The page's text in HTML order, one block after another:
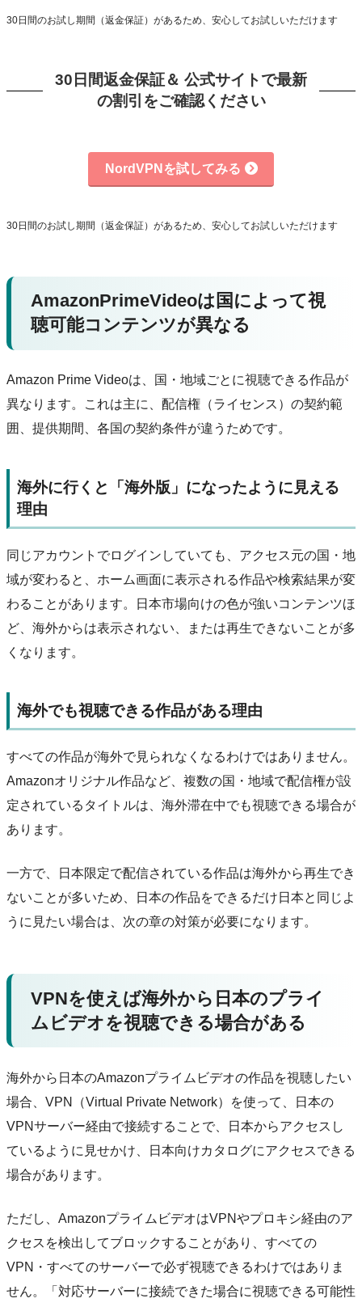
30日間のお試し期間（返金保証）があるため、安心してお試しいただけます
30日間返金保証＆ 公式サイトで最新
の割引をご確認ください
NordVPNを試してみる
30日間のお試し期間（返金保証）があるため、安心してお試しいただけます
AmazonPrimeVideoは国によって視
聴可能コンテンツが異なる
Amazon Prime Videoは、国・地域ごとに視聴できる作品が
異なります。これは主に、配信権（ライセンス）の契約範
囲、提供期間、各国の契約条件が違うためです。
海外に行くと「海外版」になったように見える
理由
同じアカウントでログインしていても、アクセス元の国・地
域が変わると、ホーム画面に表示される作品や検索結果が変
わることがあります。日本市場向けの色が強いコンテンツほ
ど、海外からは表示されない、または再生できないことが多
くなります。
海外でも視聴できる作品がある理由
すべての作品が海外で見られなくなるわけではありません。
Amazonオリジナル作品など、複数の国・地域で配信権が設
定されているタイトルは、海外滞在中でも視聴できる場合が
あります。
一方で、日本限定で配信されている作品は海外から再生でき
ないことが多いため、日本の作品をできるだけ日本と同じよ
うに見たい場合は、次の章の対策が必要になります。
VPNを使えば海外から日本のプライ
ムビデオを視聴できる場合がある
海外から日本のAmazonプライムビデオの作品を視聴したい
場合、VPN（Virtual Private Network）を使って、日本の
VPNサーバー経由で接続することで、日本からアクセスし
ているように見せかけ、日本向けカタログにアクセスできる
場合があります。
ただし、AmazonプライムビデオはVPNやプロキシ経由のア
クセスを検出してブロックすることがあり、すべての
VPN・すべてのサーバーで必ず視聴できるわけではありま
せん。「対応サーバーに接続できた場合に視聴できる可能性